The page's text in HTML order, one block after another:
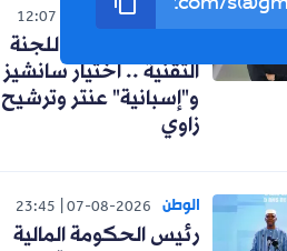
رياضة 07-08-2026
12:07
كواليس اجتماع اللجنة
التقنية .. اختيار سانشيز
و"إسبانية" عنتر وترشيح
زاوي
الوطن 07-08-2026
23:45
رئيس الحكومة المالية